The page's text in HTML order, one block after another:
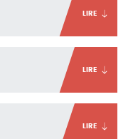
LIRE
LIRE
LIRE